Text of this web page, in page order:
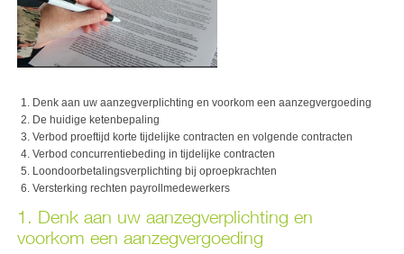
Denk aan uw aanzegverplichting en voorkom een aanzegvergoeding
De huidige ketenbepaling
Verbod proeftijd korte tijdelijke contracten en volgende contracten
Verbod concurrentiebeding in tijdelijke contracten
Loondoorbetalingsverplichting bij oproepkrachten
Versterking rechten payrollmedewerkers
1. Denk aan uw aanzegverplichting en
voorkom een aanzegvergoeding